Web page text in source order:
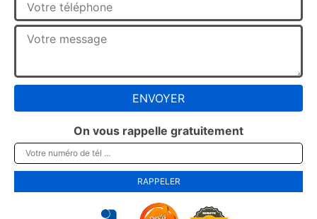
On vous rappelle gratuitement